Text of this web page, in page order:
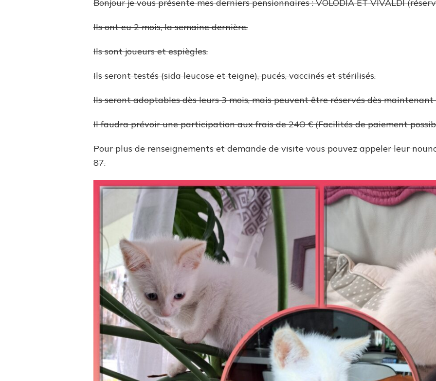
Bonjour je vous présente mes derniers pensionnaires : VOLODIA ET VIVALDI
Ils ont eu 2 mois, la semaine dernière.
Ils sont joueurs et espiègles.
Ils seront testés (sida leucose et teigne), pucés, vaccinés et stérilisés.
Ils seront adoptables dès leurs 3 mois, mais peuvent être réservés dès
Il faudra prévoir une participation aux frais de 24O € (Facilités de paiement
Pour plus de renseignements et demande de visite vous pouvez appeler leur
87.